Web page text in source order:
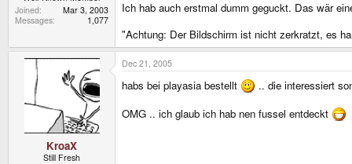
Joined
Mar 3, 2003
Messages
1,077
Ich hab auch erstmal dumm geguckt. Das wär
"Achtung: Der Bildschirm ist nicht zerkratzt, es
KroaX
Still Fresh
Dec 21, 2005
habs bei playasia bestellt
.. die interessiert
OMG .. ich glaub ich hab nen fussel entdeckt